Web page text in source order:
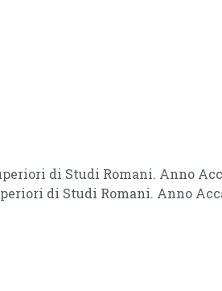
di Studi Romani. Anno
di Studi Romani. Anno